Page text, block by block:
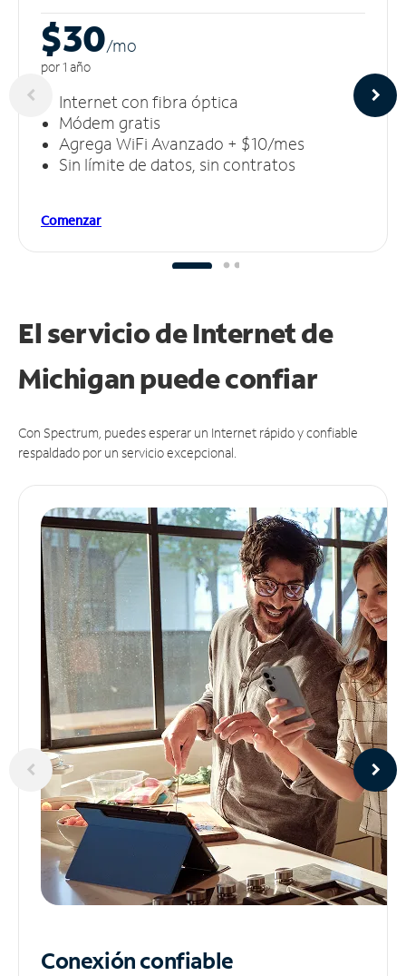
$30/mo
por 1 año
Internet con fibra óptica
Módem gratis
Agrega WiFi Avanzado + $10/mes
Sin límite de datos, sin contratos
Comenzar
El servicio de Internet de
Michigan puedeconfiar
Con Spectrum, puedes esperar un Internet rápido y confiable
respaldado por un servicio excepcional.
Conexión confiable